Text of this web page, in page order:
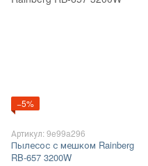
−5%
Артикул: 9e99a296
Пылесос с мешком Rainberg
RB-657 3200W